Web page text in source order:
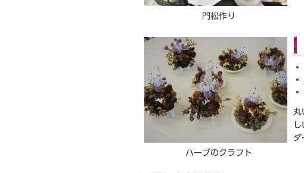
門松作り
ハーブのクラフト
丸
ダ